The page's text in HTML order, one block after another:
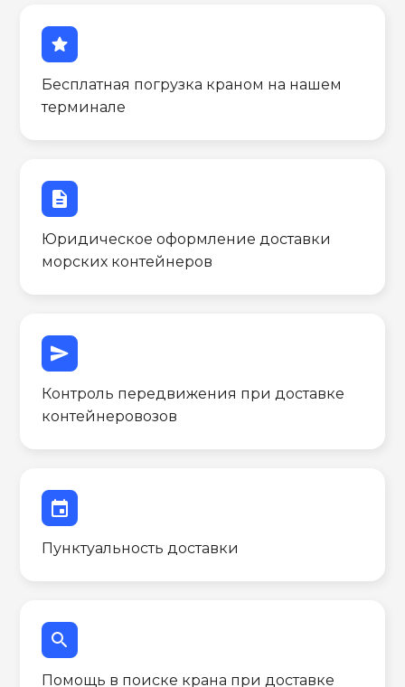
star
Бесплатная погрузка краном на нашем
терминале
description
Юридическое оформление доставки
морских контейнеров
send
Контроль передвижения при доставке
контейнеровозов
event
Пунктуальность доставки
search
Помощь в поиске крана при доставке